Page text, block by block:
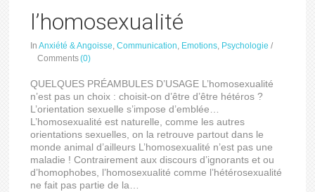
l’homosexualité
InAnxiété & Angoisse,Communication, Emotions, Psychologie /
Comments(0)
QUELQUES PRÉAMBULES D’USAGE L’homosexualité
n’est pas un choix : choisit-on d’être d’être hétéros ?
L’orientation sexuelle s’impose d’emblée…
L’homosexualité est naturelle, comme les autres
orientations sexuelles, on la retrouve partout dans le
monde animal d’ailleurs L’homosexualité n’est pas une
maladie ! Contrairement aux discours d’ignorants et ou
d’homophobes, l’homosexualité comme l’hétérosexualité
ne fait pas partie de la…